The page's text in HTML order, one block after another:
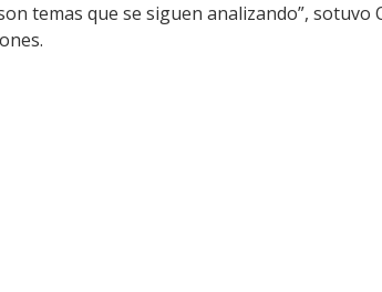
temas que se siguen analizando”,